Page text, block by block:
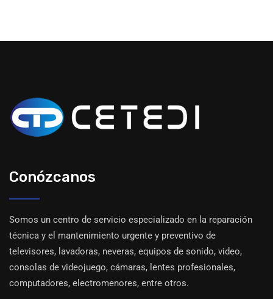
Conózcanos
Somos un centro de servicio especializado en la reparación
técnica y el mantenimiento urgente y preventivo de
televisores, lavadoras, neveras, equipos de sonido, video,
consolas de videojuego, cámaras, lentes profesionales,
computadores, electromenores, entre otros.